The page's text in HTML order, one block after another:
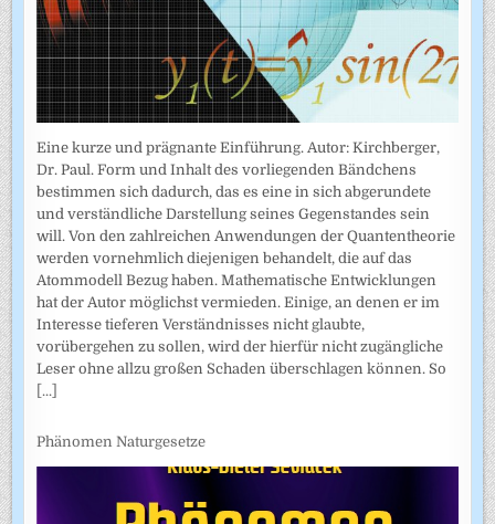
Eine kurze und prägnante Einführung. Autor: Kirchberger,
Dr. Paul. Form und Inhalt des vorliegenden Bändchens
bestimmen sich dadurch, das es eine in sich abgerundete
und verständliche Darstellung seines Gegenstandes sein
will. Von den zahlreichen Anwendungen der Quantentheorie
werden vornehmlich diejenigen behandelt, die auf das
Atommodell Bezug haben. Mathematische Entwicklungen
hat der Autor möglichst vermieden. Einige, an denen er im
Interesse tieferen Verständnisses nicht glaubte,
vorübergehen zu sollen, wird der hierfür nicht zugängliche
Leser ohne allzu großen Schaden überschlagen können. So
[...]
Phänomen Naturgesetze